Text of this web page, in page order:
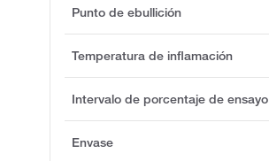
Punto de ebullición
Temperatura de inflamación
Intervalo de porcentaje de ensayo
Envase